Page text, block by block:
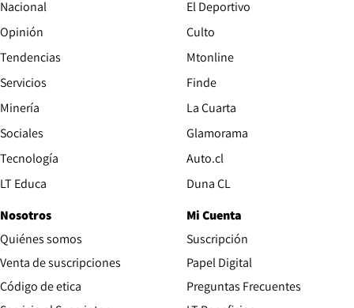
Nacional
Opinión
Tendencias
Servicios
Minería
Sociales
Tecnología
LT Educa
El Deportivo
Culto
Mtonline
Finde
La Cuarta
Glamorama
Auto.cl
Duna CL
Nosotros
Quiénes somos
Venta de suscripciones
Código de etica Opens in new window
Mi Cuenta
Suscripción
Papel Digital
Preguntas Frecuentes